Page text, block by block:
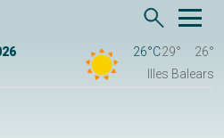
26°C29°
26°
Illes Balears